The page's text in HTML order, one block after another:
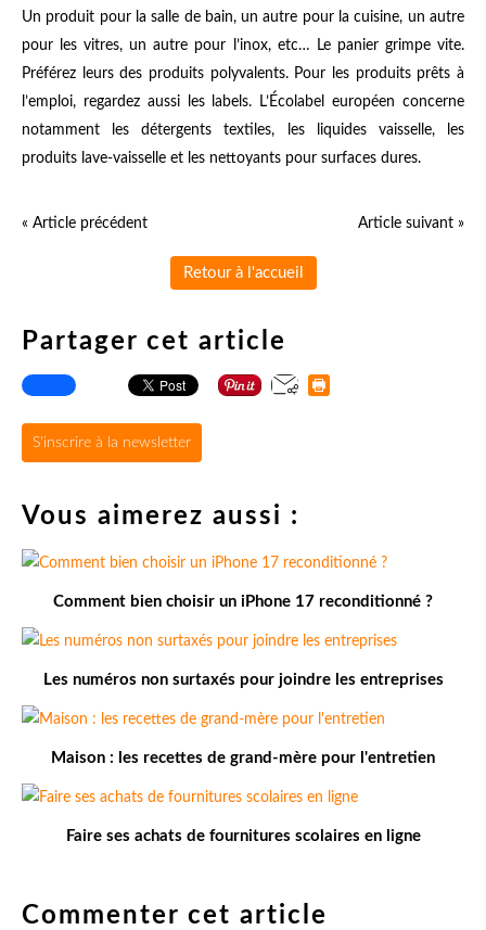
Un produit pour la salle de bain, un autre pour la cuisine, un autre
pour les vitres, un autre pour l’inox, etc… Le panier grimpe vite.
Préférez leurs des produits polyvalents. Pour les produits prêts à
l’emploi, regardez aussi les labels. L’Écolabel européen concerne
notamment les détergents textiles, les liquides vaisselle, les
produits lave-vaisselle et les nettoyants pour surfaces dures.
« Article précédent Article suivant »
Retour à l'accueil
Partager cet article
S'inscrire à la newsletter
Vous aimerez aussi :
Comment bien choisir un iPhone 17 reconditionné ?
Les numéros non surtaxés pour joindre les entreprises
Maison : les recettes de grand-mère pour l'entretien
Faire ses achats de fournitures scolaires en ligne
Commenter cet article